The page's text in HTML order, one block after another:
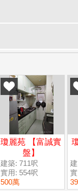
瓊麗苑 【富誠實
盤】
建築: 711呎
實用: 554呎
500萬